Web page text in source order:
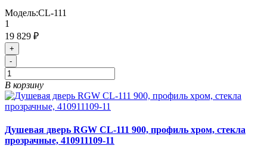
Модель:CL-111
1
19 829 ₽
+
-
В корзину
Душевая дверь RGW CL-111 900, профиль хром, стекла
прозрачные, 410911109-11